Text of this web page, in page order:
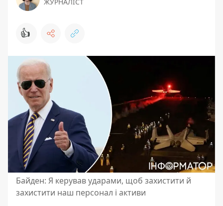
👍
Байден: Я керував ударами, щоб захистити й
захистити наш персонал і активи